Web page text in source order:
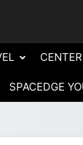
SPACEDGE